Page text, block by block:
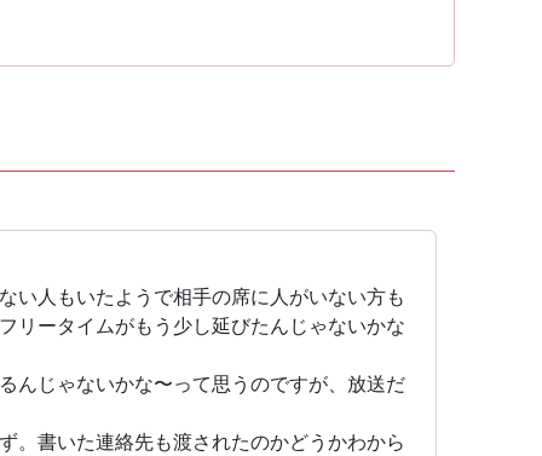
い人もいたようで相手の席に人がいない方も
リータイムがもう少し延びたんじゃないかな
んじゃないかな〜って思うのですが、放送だ
。書いた連絡先も渡されたのかどうかわから